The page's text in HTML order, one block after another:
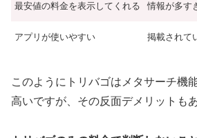
最安値の料金を表示してくれる 情報が多す
アプリが使いやすい 掲載されて
このようにトリバゴはメタサーチ機
高いですが、その反面デメリットも